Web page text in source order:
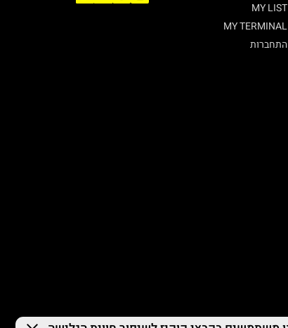
MY LIST
MY TERMINAL
התחברות
© 2026 TERMINAL X